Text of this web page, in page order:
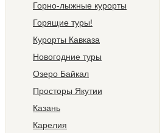
Горно-лыжные курорты
Горящие туры!
Курорты Кавказа
Новогодние туры
Озеро Байкал
Просторы Якутии
Казань
Карелия